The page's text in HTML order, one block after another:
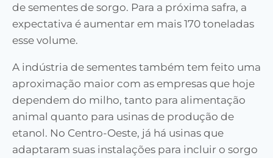
de sementes de sorgo. Para a próxima safra, a
expectativa é aumentar em mais 170 toneladas
esse volume.
A indústria de sementes também tem feito uma
aproximação maior com as empresas que hoje
dependem do milho, tanto para alimentação
animal quanto para usinas de produção de
etanol. No Centro-Oeste, já há usinas que
adaptaram suas instalações para incluir o sorgo